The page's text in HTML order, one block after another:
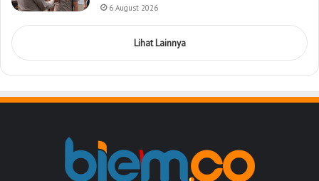
6 August 2026
Lihat Lainnya